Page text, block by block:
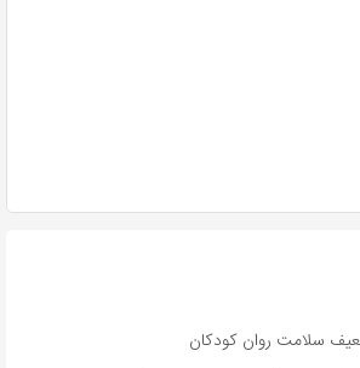
سلامت روان کودکان